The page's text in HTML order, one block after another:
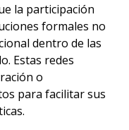
la participación
formales no
dentro de las
Estas redes
o
para facilitar sus